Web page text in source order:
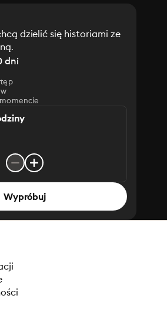
dzielić się historiami ze
dni
Wypróbuj